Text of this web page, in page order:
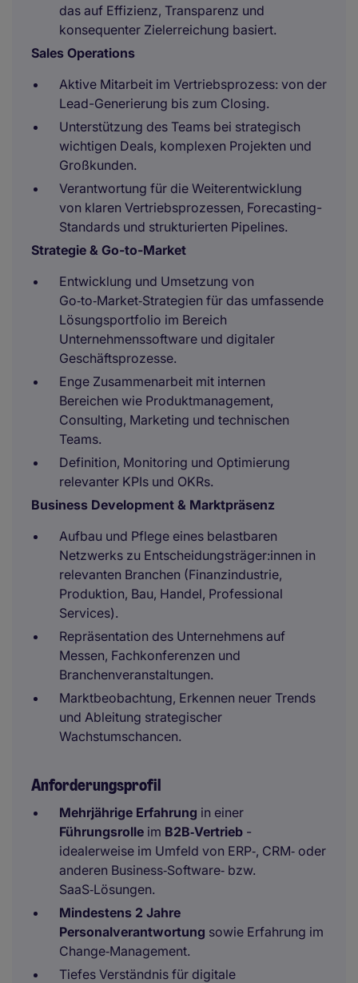
das auf Effizienz, Transparenz und
konsequenter Zielerreichung basiert.
Sales Operations
Aktive Mitarbeit im Vertriebsprozess: von der
Lead-Generierung bis zum Closing.
Unterstützung des Teams bei strategisch
wichtigen Deals, komplexen Projekten und
Großkunden.
Verantwortung für die Weiterentwicklung
von klaren Vertriebsprozessen, Forecasting-
Standards und strukturierten Pipelines.
Strategie & Go-to-Market
Entwicklung und Umsetzung von
Go‑to‑Market‑Strategien für das umfassende
Lösungsportfolio im Bereich
Unternehmenssoftware und digitaler
Geschäftsprozesse.
Enge Zusammenarbeit mit internen
Bereichen wie Produktmanagement,
Consulting, Marketing und technischen
Teams.
Definition, Monitoring und Optimierung
relevanter KPIs und OKRs.
Business Development & Marktpräsenz
Aufbau und Pflege eines belastbaren
Netzwerks zu Entscheidungsträger:innen in
relevanten Branchen (Finanzindustrie,
Produktion, Bau, Handel, Professional
Services).
Repräsentation des Unternehmens auf
Messen, Fachkonferenzen und
Branchenveranstaltungen.
Marktbeobachtung, Erkennen neuer Trends
und Ableitung strategischer
Wachstumschancen.
Anforderungsprofil
Mehrjährige Erfahrung in einer
Führungsrolle im B2B‑Vertrieb -
idealerweise im Umfeld von ERP‑, CRM‑ oder
anderen Business‑Software‑ bzw.
SaaS‑Lösungen.
Mindestens 2 Jahre
Personalverantwortung sowie Erfahrung im
Change‑Management.
Tiefes Verständnis für digitale